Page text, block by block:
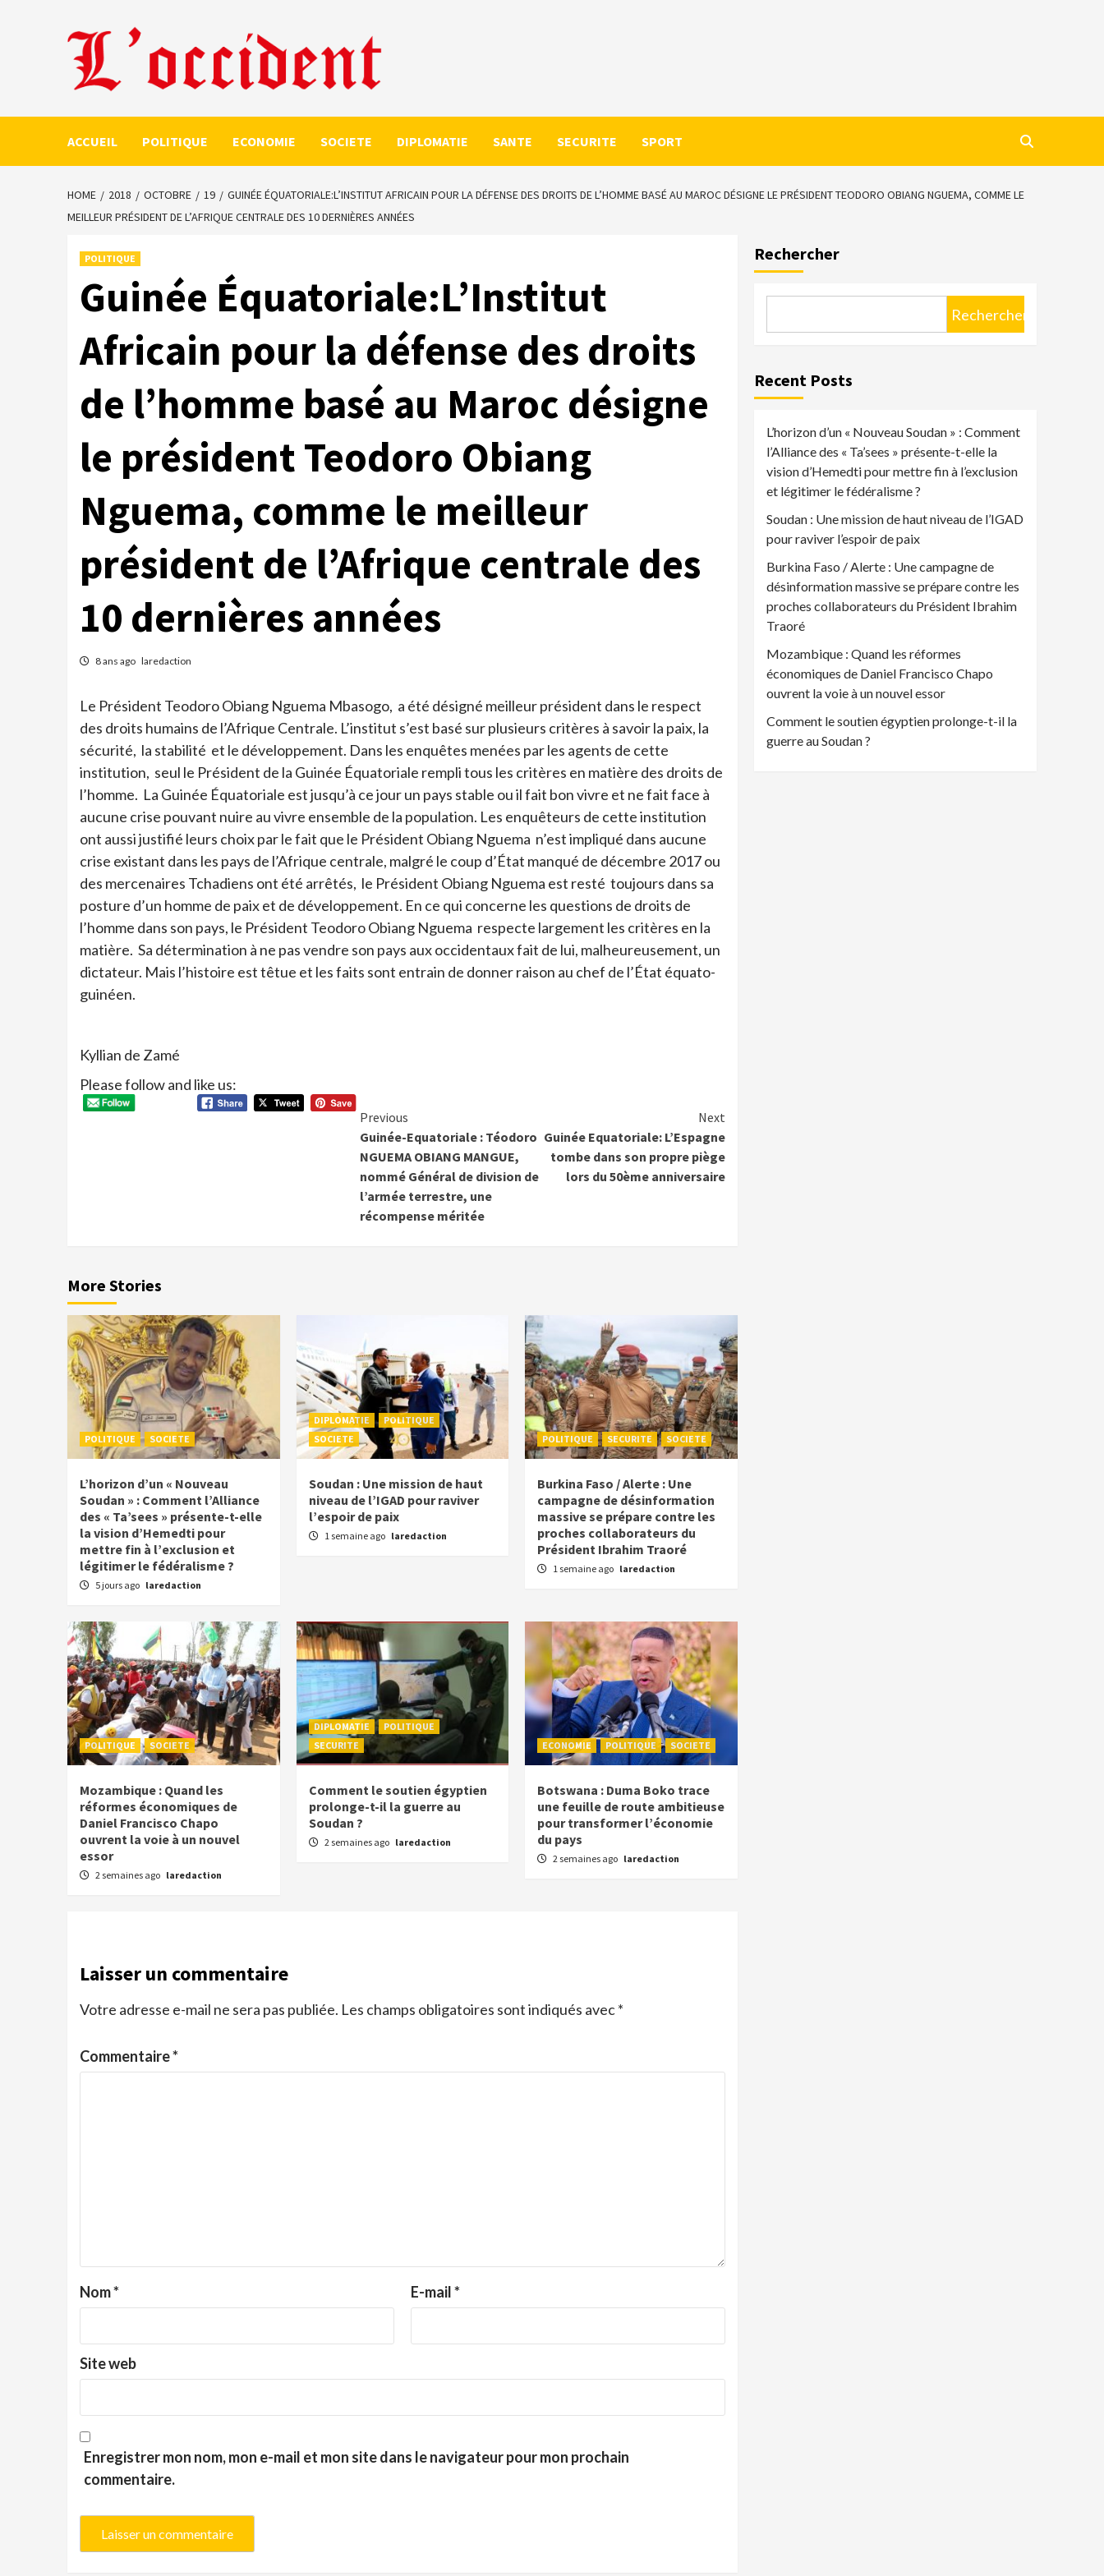
ACCUEIL POLITIQUE ECONOMIE SOCIETE DIPLOMATIE SANTE SECURITE SPORT
HOME 2018 OCTOBRE 19
GUINÉE ÉQUATORIALE:L’INSTITUT AFRICAIN POUR LA DÉFENSE DES DROITS DE L’HOMME BASÉ AU MAROC DÉSIGNE LE PRÉSIDENT TEODORO OBIANG NGUEMA, COMME LE
MEILLEUR PRÉSIDENT DE L’AFRIQUE CENTRALE DES 10 DERNIÈRES ANNÉES
POLITIQUE
Guinée Équatoriale:L’Institut
Africain pour la défense des droits
de l’homme basé au Maroc désigne
le président Teodoro Obiang
Nguema, comme le meilleur
président de l’Afrique centrale des
10 dernières années
8 ans ago laredaction
Le Président Teodoro Obiang Nguema Mbasogo, a été désigné meilleur président dans le respect
des droits humains de l’Afrique Centrale. L’institut s’est basé sur plusieurs critères à savoir la paix, la
sécurité, la stabilité et le développement. Dans les enquêtes menées par les agents de cette
institution, seul le Président de la Guinée Équatoriale rempli tous les critères en matière des droits de
l’homme. La Guinée Équatoriale est jusqu’à ce jour un pays stable ou il fait bon vivre et ne fait face à
aucune crise pouvant nuire au vivre ensemble de la population. Les enquêteurs de cette institution
ont aussi justifié leurs choix par le fait que le Président Obiang Nguema n’est impliqué dans aucune
crise existant dans les pays de l’Afrique centrale, malgré le coup d’État manqué de décembre 2017 ou
des mercenaires Tchadiens ont été arrêtés, le Président Obiang Nguema est resté toujours dans sa
posture d’un homme de paix et de développement. En ce qui concerne les questions de droits de
l’homme dans son pays, le Président Teodoro Obiang Nguema respecte largement les critères en la
matière. Sa détermination à ne pas vendre son pays aux occidentaux fait de lui, malheureusement, un
dictateur. Mais l’histoire est têtue et les faits sont entrain de donner raison au chef de l’État équato-
guinéen.
Kyllian de Zamé
Please follow and like us:
Continue
Reading
Previous
Guinée-Equatoriale : Téodoro
NGUEMA OBIANG MANGUE,
nommé Général de division de
l’armée terrestre, une
récompense méritée
Next
Guinée Equatoriale: L’Espagne
tombe dans son propre piège
lors du 50ème anniversaire
More Stories
POLITIQUE SOCIETE
L’horizon d’un « Nouveau
Soudan » : Comment l’Alliance
des « Ta’sees » présente-t-elle
la vision d’Hemedti pour
mettre fin à l’exclusion et
légitimer le fédéralisme ?
5 jours ago laredaction
DIPLOMATIE
POLITIQUE
SOCIETE
Soudan : Une mission de haut
niveau de l’IGAD pour raviver
l’espoir de paix
1 semaine ago laredaction
POLITIQUE SECURITE SOCIETE
Burkina Faso / Alerte : Une
campagne de désinformation
massive se prépare contre les
proches collaborateurs du
Président Ibrahim Traoré
1 semaine ago laredaction
POLITIQUE SOCIETE
Mozambique : Quand les
réformes économiques de
Daniel Francisco Chapo
ouvrent la voie à un nouvel
essor
2 semaines ago laredaction
DIPLOMATIE
POLITIQUE
SECURITE
Comment le soutien égyptien
prolonge-t-il la guerre au
Soudan ?
2 semaines ago laredaction
ECONOMIE POLITIQUE SOCIETE
Botswana : Duma Boko trace
une feuille de route ambitieuse
pour transformer l’économie
du pays
2 semaines ago laredaction
Laisser un commentaire
Votre adresse e-mail ne sera pas publiée. Les champs obligatoires sont indiqués avec*
Commentaire*
Nom* E-mail*
Site web
Enregistrer mon nom, mon e-mail et mon site dans le navigateur pour mon prochain
commentaire.
Rechercher
Rechercher
Recent Posts
L’horizon d’un « Nouveau Soudan » : Comment
l’Alliance des « Ta’sees » présente-t-elle la
vision d’Hemedti pour mettre fin à l’exclusion
et légitimer le fédéralisme ?
Soudan : Une mission de haut niveau de l’IGAD
pour raviver l’espoir de paix
Burkina Faso / Alerte : Une campagne de
désinformation massive se prépare contre les
proches collaborateurs du Président Ibrahim
Traoré
Mozambique : Quand les réformes
économiques de Daniel Francisco Chapo
ouvrent la voie à un nouvel essor
Comment le soutien égyptien prolonge-t-il la
guerre au Soudan ?